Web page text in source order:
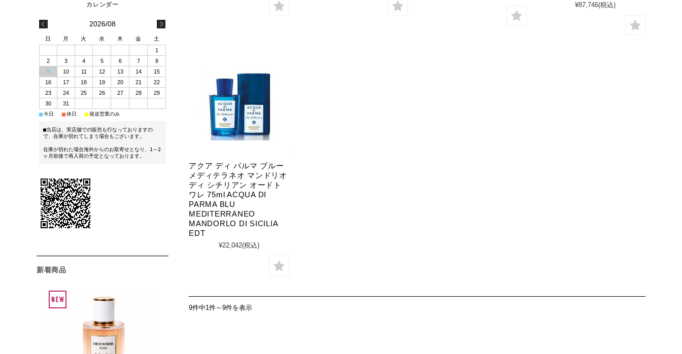
¥87,746(税込)
アクア ディ パルマ ブルー
メディテラネオ マンドリオ
ディ シチリアン オードト
ワレ 75ml ACQUA DI
PARMA BLU
MEDITERRANEO
MANDORLO DI SICILIA
EDT
¥22,042(税込)
9件中1件～9件を表示
2026/08
日 月 火 水 木 金
土
1
2
3 4 5 6 7
8
9
10 11 12 13 14
15
16
17 18 19 20 21
22
23
24 25 26 27 28
29
30
31
■今日 ■休日 ■発送営業のみ
■当店は、実店舗での販売も行なっておりますの
で、在庫が切れてしまう場合もございます。
在庫が切れた場合海外からのお取寄せとなり、1～2
ヶ月前後で再入荷の予定となっております。
新着商品